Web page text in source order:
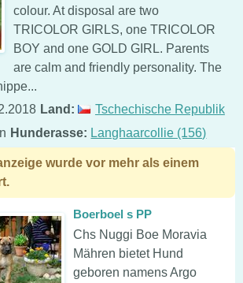
colour. At disposal are two
TRICOLOR GIRLS, one TRICOLOR
BOY and one GOLD GIRL. Parents
are calm and friendly personality. The
Land:
Tschechische Republik
Hunderasse: Langhaarcollie (156)
wurde vor mehr als einem
Boerboel s PP
Chs Nuggi Boe Moravia
Mähren bietet Hund
geboren namens Argo